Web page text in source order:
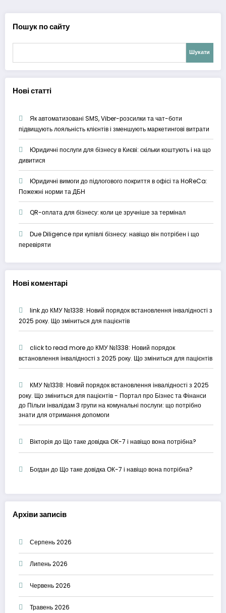
Пошук по сайту
Шукати
Нові статті
Як автоматизовані SMS, Viber-розсилки та чат-боти
підвищують лояльність клієнтів і зменшують маркетингові витрати
Юридичні послуги для бізнесу в Києві: скільки коштують і на що
дивитися
Юридичні вимоги до підлогового покриття в офісі та HoReCa:
Пожежні норми та ДБН
QR-оплата для бізнесу: коли це зручніше за термінал
Due Diligence при купівлі бізнесу: навіщо він потрібен і що
перевіряти
Нові коментарі
linkдо КМУ №1338: Новий порядок встановлення інвалідності з
2025 року. Що зміниться для пацієнтів
click to read moreдо КМУ №1338: Новий порядок
встановлення інвалідності з 2025 року. Що зміниться для пацієнтів
КМУ №1338: Новий порядок встановлення інвалідності з 2025
року. Що зміниться для пацієнтів - Портал про Бізнес та Фінанси
до Пільги інвалідам 3 групи на комунальні послуги: що потрібно
знати для отримання допомоги
Вікторія до Що таке довідка ОК-7 і навіщо вона потрібна?
Богдан до Що таке довідка ОК-7 і навіщо вона потрібна?
Архіви записів
Серпень 2026
Липень 2026
Червень 2026
Травень 2026